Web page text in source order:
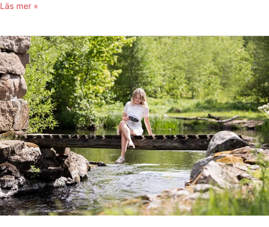
Läs mer »
Erbjudande
på
studentfotografering!